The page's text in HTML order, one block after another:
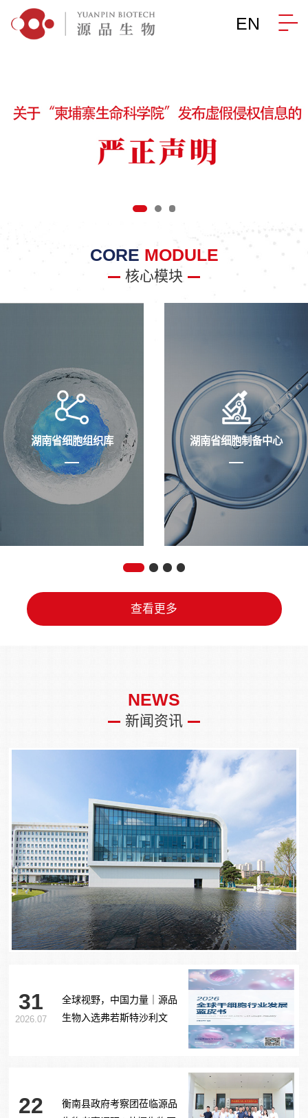
EN
CORE MODULE
核心模块
湖南省细胞组织库 湖南省细胞制备中心
查看更多
NEWS
新闻资讯
31
2026.07
全球视野，中国力量｜源品
生物入选弗若斯特沙利文
22
衡南县政府考察团莅临源品